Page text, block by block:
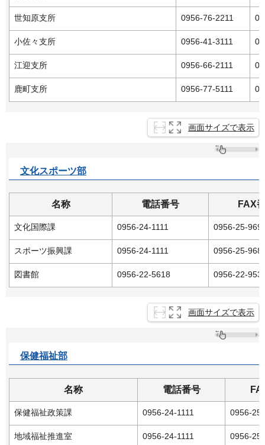
世知原支所 0956-76-2211
小佐々支所 0956-41-3111
江迎支所 0956-66-2111
鹿町支所 0956-77-5111
画面サイズで表示
文化スポーツ部
名称 電話番号 FAX
文化国際課 0956-24-1111 0956-25-
スポーツ振興課 0956-24-1111 0956-25-
図書館 0956-22-5618 0956-22-
画面サイズで表示
保健福祉部
名称 電話番号
保健福祉政策課 0956-24-1111 0956-
地域福祉推進室 0956-24-1111 0956-